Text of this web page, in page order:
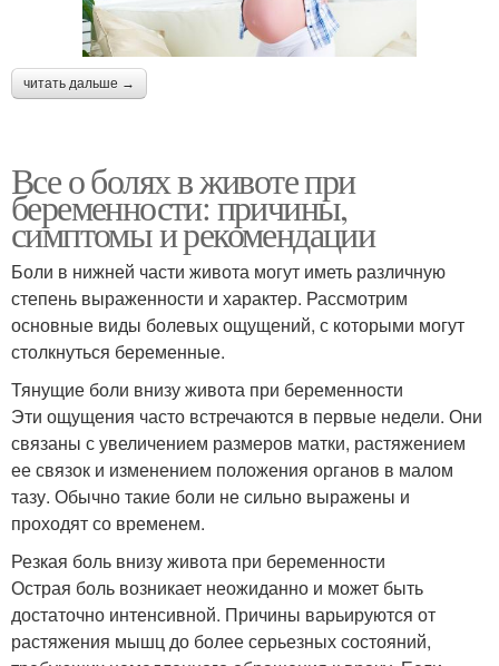
читать дальше →
Все о болях в животе при
беременности: причины,
симптомы и рекомендации
Боли в нижней части живота могут иметь различную
степень выраженности и характер. Рассмотрим
основные виды болевых ощущений, с которыми могут
столкнуться беременные.
Тянущие боли внизу живота при беременности
Эти ощущения часто встречаются в первые недели. Они
связаны с увеличением размеров матки, растяжением
ее связок и изменением положения органов в малом
тазу. Обычно такие боли не сильно выражены и
проходят со временем.
Резкая боль внизу живота при беременности
Острая боль возникает неожиданно и может быть
достаточно интенсивной. Причины варьируются от
растяжения мышц до более серьезных состояний,